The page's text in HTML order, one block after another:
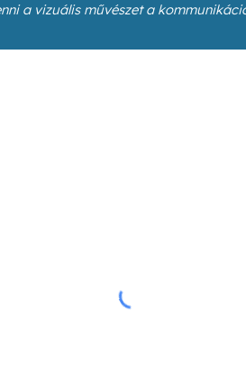
a vizuális művészet a